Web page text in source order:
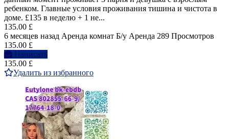
ребенком. Главные условия проживания тишина и чистота в
доме. £135 в неделю + 1 не...
135.00 £
6 месяцев назад Аренда комнат Б/у Аренда 289 Просмотров
135.00 £
Написать
135.00 £
Удалить из избранного